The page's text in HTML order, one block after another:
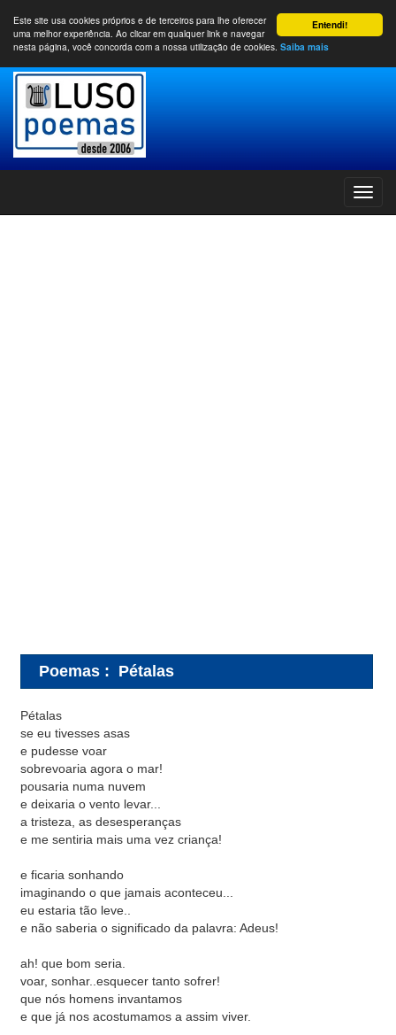
Entendi!
Este site usa cookies próprios e de terceiros para lhe oferecer
uma melhor experiência. Ao clicar em qualquer link e navegar
nesta página, você concorda com a nossa utilização de cookies. Saiba mais
Poemas : Pétalas
Pétalas
se eu tivesses asas
e pudesse voar
sobrevoaria agora o mar!
pousaria numa nuvem
e deixaria o vento levar...
a tristeza, as desesperanças
e me sentiria mais uma vez criança!
e ficaria sonhando
imaginando o que jamais aconteceu...
eu estaria tão leve..
e não saberia o significado da palavra: Adeus!
ah! que bom seria.
voar, sonhar..esquecer tanto sofrer!
que nós homens invantamos
e que já nos acostumamos a assim viver.